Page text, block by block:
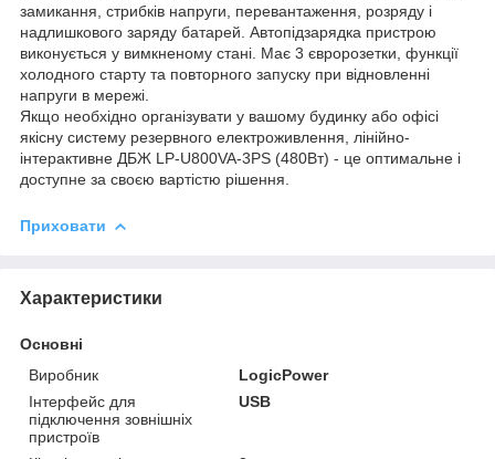
замикання, стрибків напруги, перевантаження, розряду і
надлишкового заряду батарей. Автопідзарядка пристрою
виконується у вимкненому стані. Має 3 євророзетки, функції
холодного старту та повторного запуску при відновленні
напруги в мережі.
Якщо необхідно організувати у вашому будинку або офісі
якісну систему резервного електроживлення, лінійно-
інтерактивне ДБЖ LP-U800VA-3PS (480Вт) - це оптимальне і
доступне за своєю вартістю рішення.
Приховати
Характеристики
Основні
Виробник
LogicPower
Інтерфейс для
підключення зовнішніх
пристроїв
USB